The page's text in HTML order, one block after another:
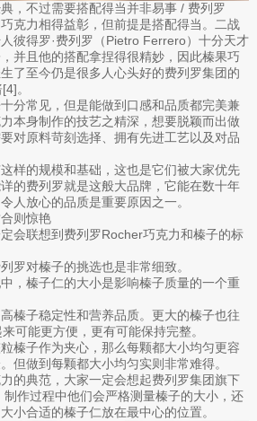
，不过需要搭配得当并非易事 / 费列罗
克力相得益彰，但前提是搭配得当。二战
彼得罗·费列罗（Pietro Ferrero）十分天才
并且他的搭配拿捏得很精妙，因此榛果巧
了至今仍是很多人心头好的费列罗集团的
。
分常见，但是能做到口感和品质都完美兼
本身制作的技艺之精深，想要脱颖而出做
对原料苛刻选择、拥有先进工艺以及对品
样的规模和基础，这也是它们被大家优先
的费列罗就是这般大品牌，它能在数十年
人放心的品质是重要原因之一。
则惊艳
会联想到费列罗Rocher巧克力和榛子的标
罗对榛子的挑选也是非常细致。
，榛子仁的大小是影响榛子质量的一个重
榛子稳定性和营养品质。更大的榛子也往
可能更方便，更有可能保持完整。
榛子作为夹心，那么每颗都大小均匀更容
但做到每颗都大小均匀实则非常难得。
的典范，大家一定会想起费列罗集团旗下
作过程中他们会严格测量榛子的大小，还
小合适的榛子仁放在最中心的位置。